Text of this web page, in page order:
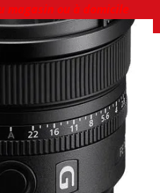
magasin ou à domicile